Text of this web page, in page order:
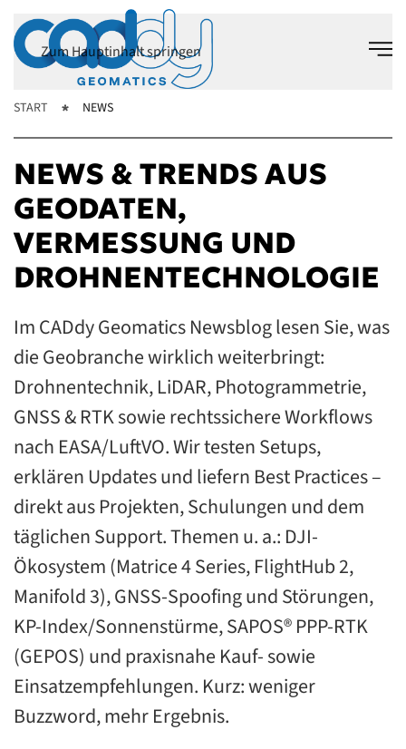
Zum Hauptinhalt springen
START NEWS
NEWS & TRENDS AUS
GEODATEN,
VERMESSUNG UND
DROHNENTECHNOLOGIE
Im CADdy Geomatics Newsblog lesen Sie, was
die Geobranche wirklich weiterbringt:
Drohnentechnik, LiDAR, Photogrammetrie,
GNSS & RTK sowie rechtssichere Workflows
nach EASA/LuftVO. Wir testen Setups,
erklären Updates und liefern Best Practices –
direkt aus Projekten, Schulungen und dem
täglichen Support. Themen u. a.: DJI-
Ökosystem (Matrice 4 Series, FlightHub 2,
Manifold 3), GNSS-Spoofing und Störungen,
KP-Index/Sonnenstürme, SAPOS® PPP-RTK
(GEPOS) und praxisnahe Kauf- sowie
Einsatzempfehlungen. Kurz: weniger
Buzzword, mehr Ergebnis.